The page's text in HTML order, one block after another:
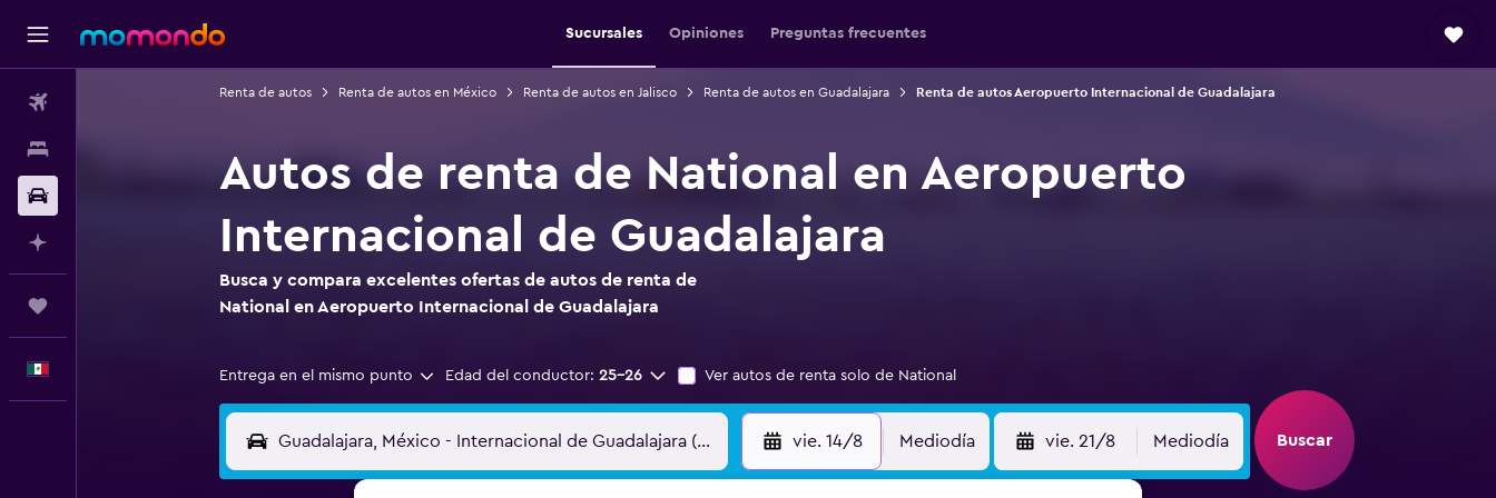
Sucursales Opiniones Preguntas frecuentes
Renta de autos Renta de autos en México Renta de autos en Jalisco Renta de autos en Guadalajara Renta de autos Aeropuerto Internacional de Guadalajara
Autos de renta de National en Aeropuerto
Internacional de Guadalajara
Busca y compara excelentes ofertas de autos de renta de
National en Aeropuerto Internacional de Guadalajara
Entrega en el mismo punto Edad del conductor: 25-26 Ver autos de renta solo de National
vie. 14/8 Mediodía vie. 21/8 Mediodía Buscar